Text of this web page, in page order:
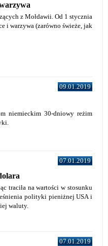
z Mołdawii. Od 1 stycznia
i warzywa (zarówno świeże, jak
09.01.2019
niemieckim 30-dniowy reżim
07.01.2019
traciła na wartości w stosunku
polityki pieniżnej USA i
waluty.
07.01.2019